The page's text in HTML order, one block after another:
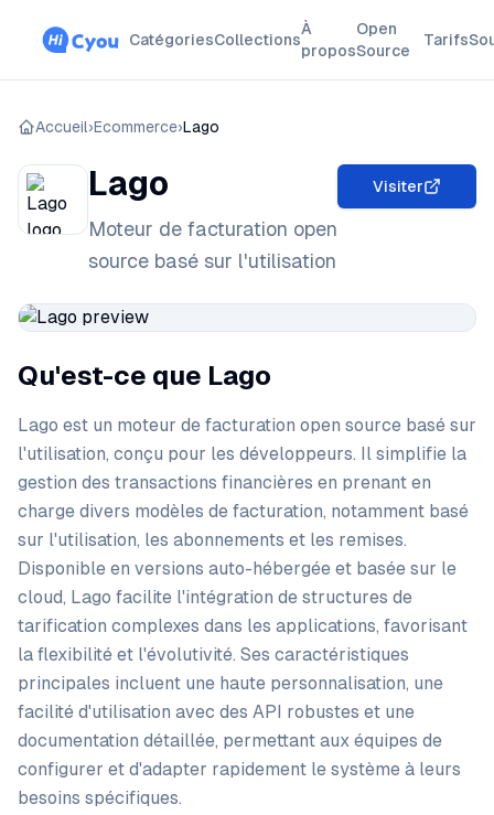
CatégoriesCollections
À
propos
Open
Source
Tarifs
Accueil›Ecommerce›Lago
Lago
Moteur de facturation open
source basé sur l'utilisation
Visiter
Qu'est-ce que Lago
Lago est un moteur de facturation open source basé sur
l'utilisation, conçu pour les développeurs. Il simplifie la
gestion des transactions financières en prenant en
charge divers modèles de facturation, notamment basé
sur l'utilisation, les abonnements et les remises.
Disponible en versions auto-hébergée et basée sur le
cloud, Lago facilite l'intégration de structures de
tarification complexes dans les applications, favorisant
la flexibilité et l'évolutivité. Ses caractéristiques
principales incluent une haute personnalisation, une
facilité d'utilisation avec des API robustes et une
documentation détaillée, permettant aux équipes de
configurer et d'adapter rapidement le système à leurs
besoins spécifiques.